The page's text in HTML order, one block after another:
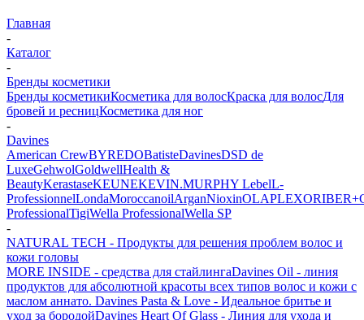
Главная
-
Каталог
-
Бренды косметики
Бренды косметикиКосметика для волосКраска для волосДля
бровей и ресницКосметика для ног
-
Davines
American CrewBYREDOBatisteDavinesDSD de
LuxeGehwolGoldwellHealth &
BeautyKerastaseKEUNEKEVIN.MURPHY LebelL-
ProfessionnelLondaMoroccanoilArganNiохinOLAPLEXORIBE
ProfessionalTigiWella ProfessionalWella SP
-
NATURAL TECH - Продукты для решения проблем волос и
кожи головы
MORE INSIDE - средства для стайлингаDavines Oil - линия
продуктов для абсолютной красоты всех типов волос и кожи с
маслом аннато. Davines Pasta & Love - Идеальное бритье и
уход за бородойDavines Heart Of Glass - Линия для ухода и